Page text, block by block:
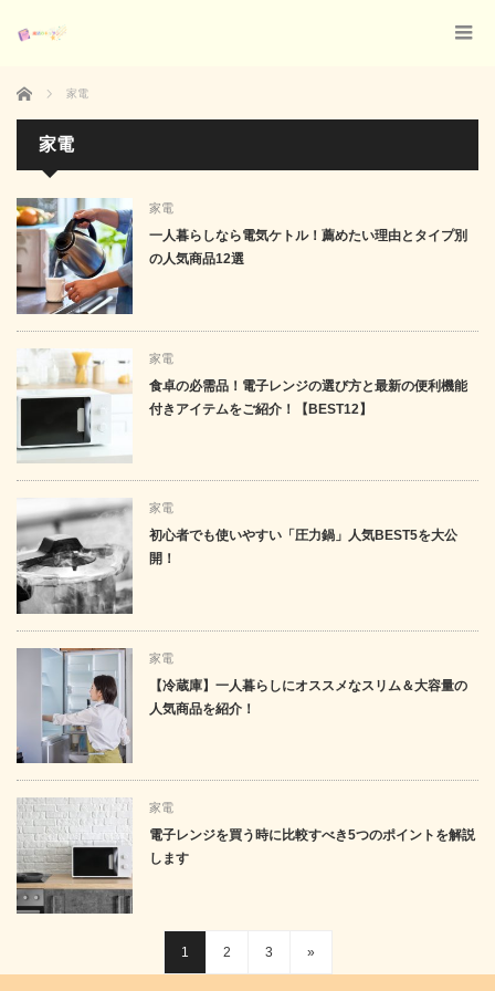
ホーム 家電
家電
家電
一人暮らしなら電気ケトル！薦めたい理由とタイプ別
の人気商品12選
家電
食卓の必需品！電子レンジの選び方と最新の便利機能
付きアイテムをご紹介！【BEST12】
家電
初心者でも使いやすい「圧力鍋」人気BEST5を大公
開！
家電
【冷蔵庫】一人暮らしにオススメなスリム＆大容量の
人気商品を紹介！
家電
電子レンジを買う時に比較すべき5つのポイントを解説
します
1 2 3 »